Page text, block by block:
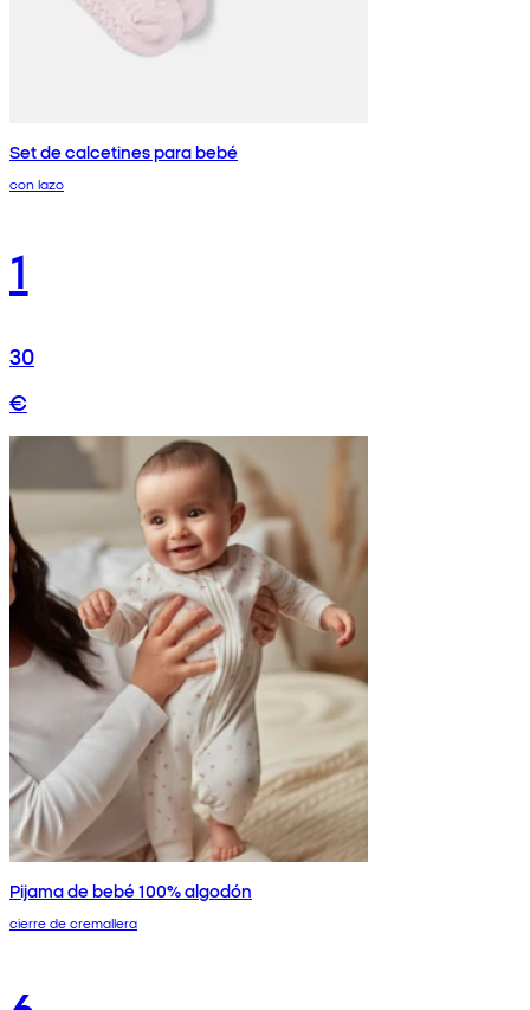
Set de calcetines para bebé
con lazo
1
30
€
Pijama de bebé 100% algodón
cierre de cremallera